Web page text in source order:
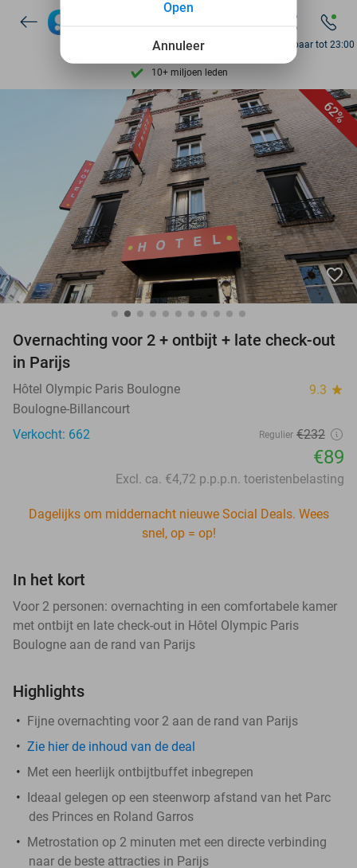
10+ miljoen leden
Ontdek 15.000+ deals
7 dagen per week beschikbaar
10+ miljoen leden
Bereikbaar tot 23:00
62%
favorite_border
Overnachting voor 2 + ontbijt + late check-out
in Parijs
Hôtel Olympic Paris Boulogne 9.3 star
Boulogne-Billancourt
Verkocht: 662
Regulier €232
€89
Excl. ca. €4,72 p.p.p.n. toeristenbelasting
Dagelijks om middernacht nieuwe Social Deals. Wees
snel, op = op!
In het kort
Voor 2 personen: overnachting in een comfortabele kamer
met ontbijt en late check-out in Hôtel Olympic Paris
Boulogne aan de rand van Parijs
Highlights
Fijne overnachting voor 2 aan de rand van Parijs
Zie hier de inhoud van de deal
Met een heerlijk ontbijtbuffet inbegrepen
Ideaal gelegen op een steenworp afstand van het Parc
des Princes en Roland Garros
Metrostation op 2 minuten met een directe verbinding
naar de beste attracties in Parijs
Annuleer
Open